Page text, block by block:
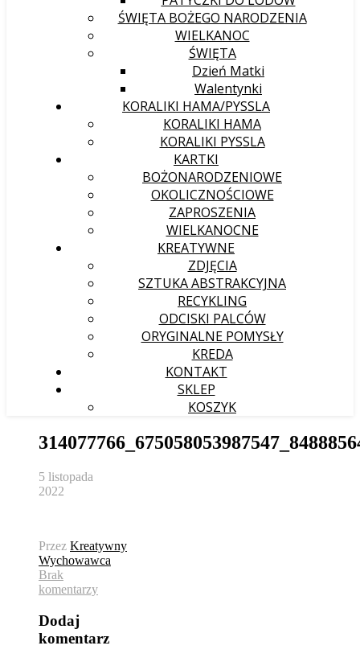
ŚWIĘTA BOŻEGO NARODZENIA
WIELKANOC
ŚWIĘTA
Dzień Matki
Walentynki
KORALIKI HAMA/PYSSLA
KORALIKI HAMA
KORALIKI PYSSLA
KARTKI
BOŻONARODZENIOWE
OKOLICZNOŚCIOWE
ZAPROSZENIA
WIELKANOCNE
KREATYWNE
ZDJĘCIA
SZTUKA ABSTRAKCYJNA
RECYKLING
ODCISKI PALCÓW
ORYGINALNE POMYSŁY
KREDA
KONTAKT
SKLEP
KOSZYK
5 listopada
2022
Przez Kreatywny
Wychowawca
Brak
komentarzy
Dodaj
komentarz